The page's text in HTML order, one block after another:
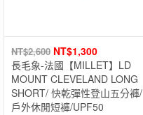
NT$2,600 NT$1,300
長毛象-法國【MILLET】LD
MOUNT CLEVELAND LONG
SHORT/ 快乾彈性登山五分褲/
戶外休閒短褲/UPF50